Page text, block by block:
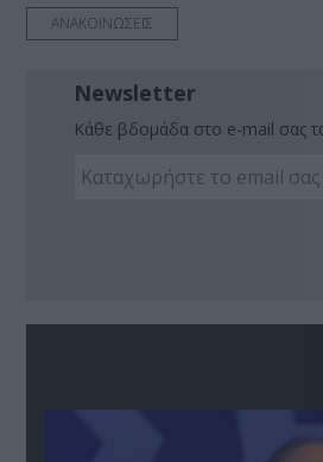
ΑΝΑΚΟΙΝΩΣΕΙΣ
Newsletter
Κάθε βδομάδα στο e-mail σας τα